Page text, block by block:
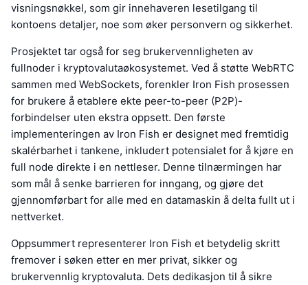
visningsnøkkel, som gir innehaveren lesetilgang til
kontoens detaljer, noe som øker personvern og sikkerhet.
Prosjektet tar også for seg brukervennligheten av
fullnoder i kryptovalutaøkosystemet. Ved å støtte WebRTC
sammen med WebSockets, forenkler Iron Fish prosessen
for brukere å etablere ekte peer-to-peer (P2P)-
forbindelser uten ekstra oppsett. Den første
implementeringen av Iron Fish er designet med fremtidig
skalérbarhet i tankene, inkludert potensialet for å kjøre en
full node direkte i en nettleser. Denne tilnærmingen har
som mål å senke barrieren for inngang, og gjøre det
gjennomførbart for alle med en datamaskin å delta fullt ut i
nettverket.
Oppsummert representerer Iron Fish et betydelig skritt
fremover i søken etter en mer privat, sikker og
brukervennlig kryptovaluta. Dets dedikasjon til å sikre